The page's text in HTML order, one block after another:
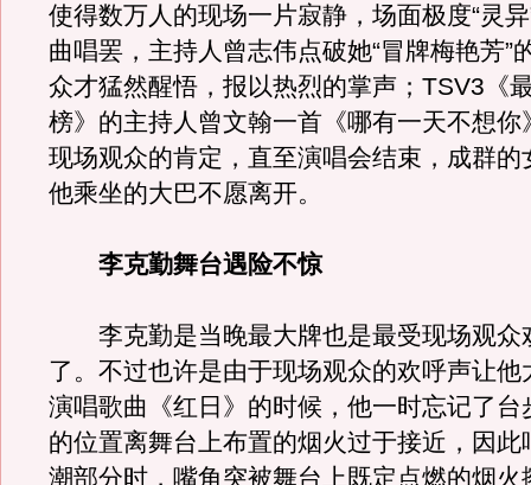
使得数万人的现场一片寂静，场面极度“灵
曲唱罢，主持人曾志伟点破她“冒牌梅艳芳”
众才猛然醒悟，报以热烈的掌声；TSV3《
榜》的主持人曾文翰一首《哪有一天不想你
现场观众的肯定，直至演唱会结束，成群的
他乘坐的大巴不愿离开。
李克勤舞台遇险不惊
李克勤是当晚最大牌也是最受现场观众
了。不过也许是由于现场观众的欢呼声让他
演唱歌曲《红日》的时候，他一时忘记了台
的位置离舞台上布置的烟火过于接近，因此
潮部分时，嘴角突被舞台上既定点燃的烟火